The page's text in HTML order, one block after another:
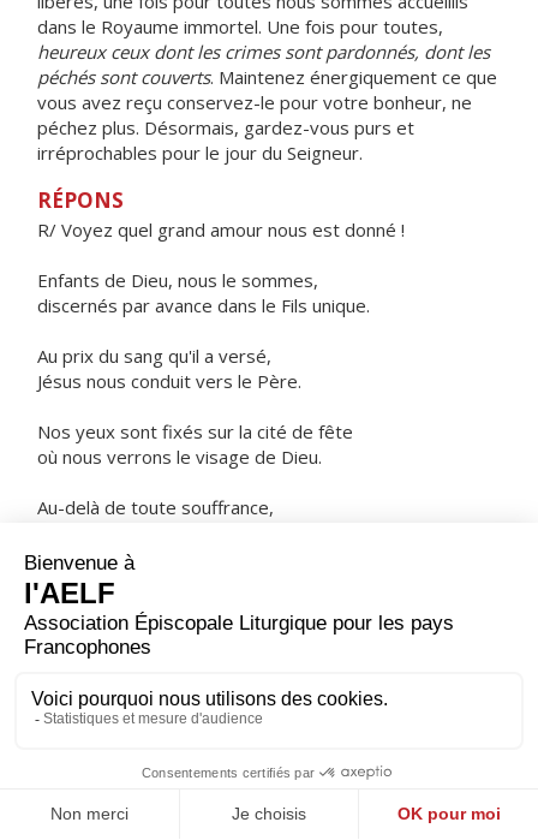
dans le Royaume immortel. Une fois pour toutes,
heureux ceux dont les crimes sont pardonnés, dont les
péchés sont couverts. Maintenez énergiquement ce que
vous avez reçu conservez-le pour votre bonheur, ne
péchez plus. Désormais, gardez-vous purs et
irréprochables pour le jour du Seigneur.
RÉPONS
R/ Voyez quel grand amour nous est donné !
Enfants de Dieu, nous le sommes,
discernés par avance dans le Fils unique.
Au prix du sang qu'il a versé,
Jésus nous conduit vers le Père.
Nos yeux sont fixés sur la cité de fête
où nous verrons le visage de Dieu.
Au-delà de toute souffrance,
ORAISON
Fais-nous vivre à tout moment, Seigneur, dans l'amour
de guider ceux que tu enracines solidement dans ton
amour.